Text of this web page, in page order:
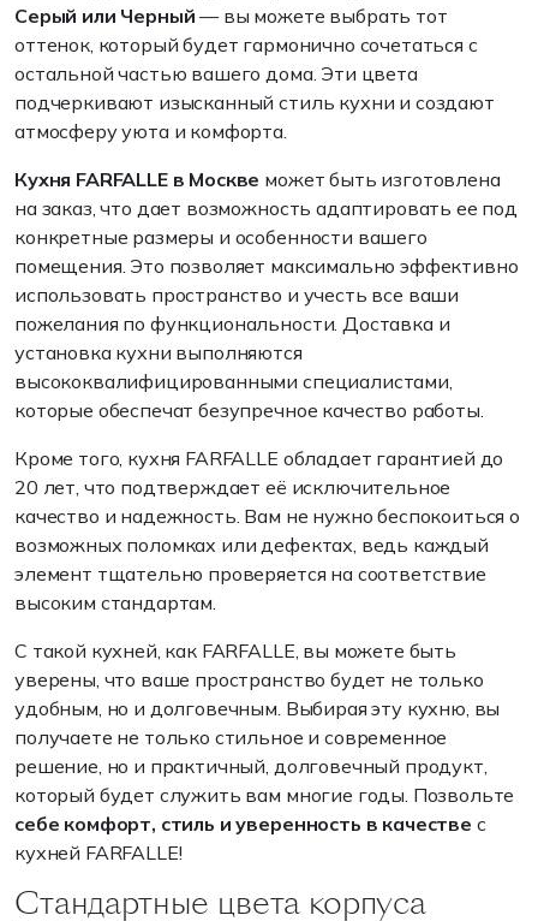
Серый или Черный — вы можете выбрать тот
оттенок, который будет гармонично сочетаться с
остальной частью вашего дома. Эти цвета
подчеркивают изысканный стиль кухни и создают
атмосферу уюта и комфорта.
Кухня FARFALLE в Москве может быть изготовлена
на заказ, что дает возможность адаптировать ее под
конкретные размеры и особенности вашего
помещения. Это позволяет максимально эффективно
использовать пространство и учесть все ваши
пожелания по функциональности. Доставка и
установка кухни выполняются
высококвалифицированными специалистами,
которые обеспечат безупречное качество работы.
Кроме того, кухня FARFALLE обладает гарантией до
20 лет, что подтверждает её исключительное
качество и надежность. Вам не нужно беспокоиться о
возможных поломках или дефектах, ведь каждый
элемент тщательно проверяется на соответствие
высоким стандартам.
С такой кухней, как FARFALLE, вы можете быть
уверены, что ваше пространство будет не только
удобным, но и долговечным. Выбирая эту кухню, вы
получаете не только стильное и современное
решение, но и практичный, долговечный продукт,
который будет служить вам многие годы. Позвольте
себе комфорт, стиль и уверенность в качестве с
кухней FARFALLE!
Стандартные цвета корпуса